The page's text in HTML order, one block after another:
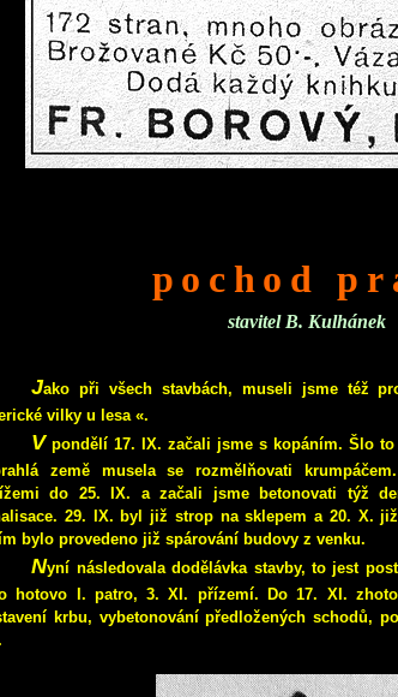
pochod
stavitel B. Kulhánek
Jako při všech stavbách, museli jsme též
vilky u lesa «.
V pondělí 17. IX. začali jsme s kopáním. Šlo
země musela se rozmělňovati
do 25. IX.
a začali jsme betonovati týž
29. IX. byl již strop na sklepem a 20. X.
bylo provedeno již spárování budovy z venku.
Nyní následovala dodělávka stavby, to jest
hotovo I. patro, 3. XI. přízemí. Do 17. XI.
krbu, vybetonování předložených schodů,